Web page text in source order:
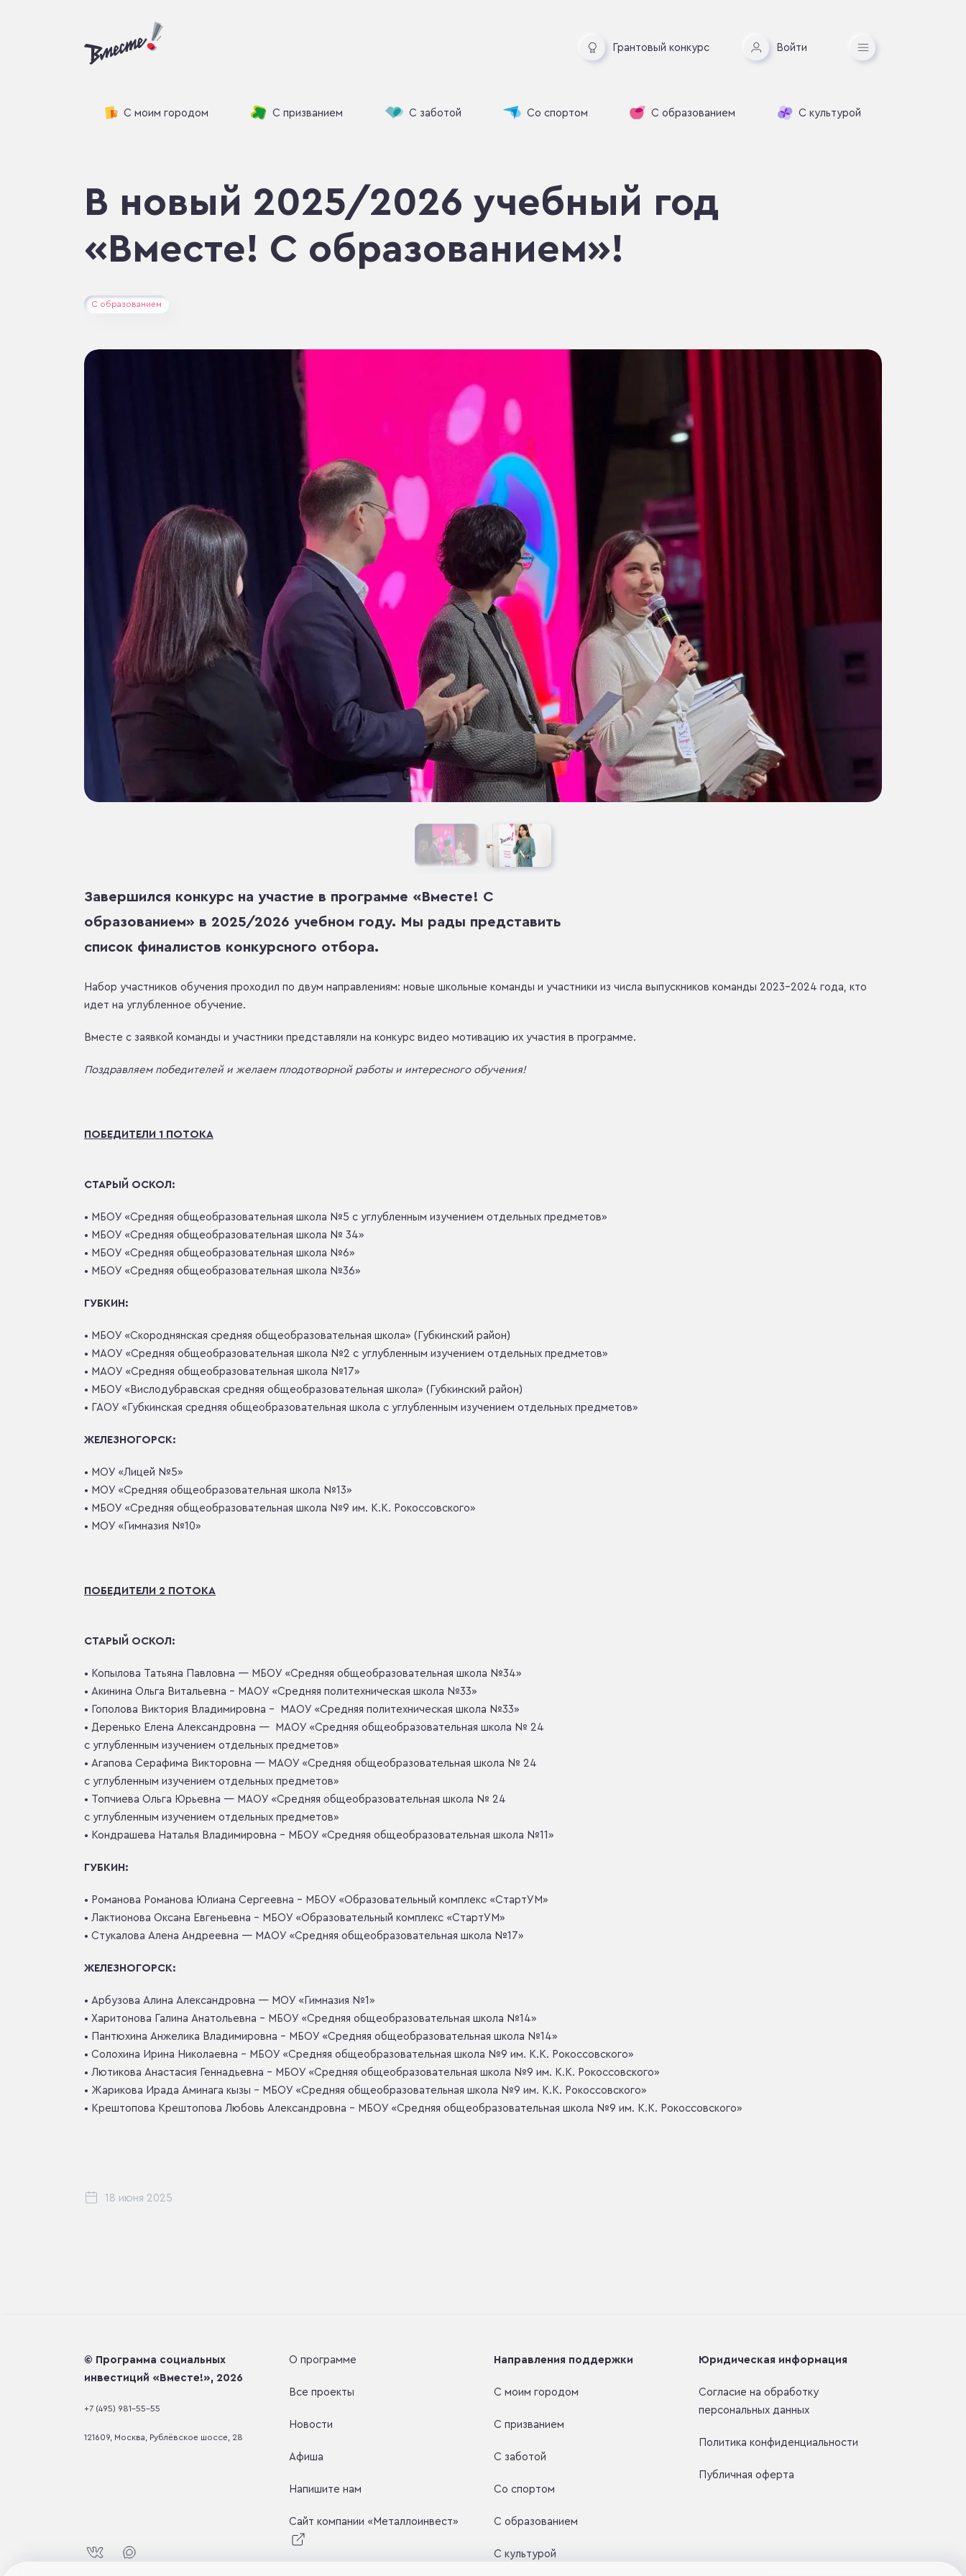
Грантовый конкурс Войти
С моим городом С призванием С заботой Со спортом С образованием С культурой
В новый 2025/2026 учебный год
«Вместе! С образованием»!
С образованием
Завершился конкурс на участие в программе «Вместе! С
образованием» в 2025/2026 учебном году. Мы рады представить
список финалистов конкурсного отбора.
Набор участников обучения проходил по двум направлениям: новые школьные команды и участники из числа выпускников команды 2023–2024 года, кто
идет на углубленное обучение.
Вместе с заявкой команды и участники представляли на конкурс видео мотивацию их участия в программе.
Поздравляем победителей и желаем плодотворной работы и интересного обучения!
ПОБЕДИТЕЛИ 1 ПОТОКА
СТАРЫЙ ОСКОЛ:
• МБОУ «Средняя общеобразовательная школа №5 с углубленным изучением отдельных предметов»
• МБОУ «Средняя общеобразовательная школа № 34»
• МБОУ «Средняя общеобразовательная школа №6»
• МБОУ «Средняя общеобразовательная школа №36»
ГУБКИН:
• МБОУ «Скороднянская средняя общеобразовательная школа» (Губкинский район)
• МАОУ «Средняя общеобразовательная школа №2 с углубленным изучением отдельных предметов»
• ⁠МАОУ «Средняя общеобразовательная школа №17»
• ⁠МБОУ ⁠«Вислодубравская средняя общеобразовательная школа» (Губкинский район)
• ГАОУ ⁠«Губкинская средняя общеобразовательная школа с углубленным изучением отдельных предметов»
ЖЕЛЕЗНОГОРСК:
• МОУ «Лицей №5»
• МОУ «Средняя общеобразовательная школа №13»
⁠• МБОУ «Средняя общеобразовательная школа №9 им. К.К. Рокоссовского»
• МОУ «Гимназия №10»
ПОБЕДИТЕЛИ 2 ПОТОКА
СТАРЫЙ ОСКОЛ:
• Копылова Татьяна Павловна — МБОУ «Средняя общеобразовательная школа №34»
• Акинина Ольга Витальевна – МАОУ «Средняя политехническая школа №33»
• Гополова Виктория Владимировна – МАОУ «Средняя политехническая школа №33»
• Деренько Елена Александровна — МАОУ «Средняя общеобразовательная школа № 24
с углубленным изучением отдельных предметов»
• Агапова Серафима Викторовна — МАОУ «Средняя общеобразовательная школа № 24
с углубленным изучением отдельных предметов»
• Топчиева Ольга Юрьевна — МАОУ «Средняя общеобразовательная школа № 24
с углубленным изучением отдельных предметов»
⁠• Кондрашева Наталья Владимировна – МБОУ «Средняя общеобразовательная школа №11»
ГУБКИН:
• Романова Романова Юлиана Сергеевна – МБОУ «Образовательный комплекс «СтартУМ»
• Лактионова Оксана Евгеньевна – МБОУ «Образовательный комплекс «СтартУМ»
• Стукалова Алена Андреевна — МАОУ «Средняя общеобразовательная школа №17»
ЖЕЛЕЗНОГОРСК:
• Арбузова Алина Александровна — МОУ «Гимназия №1»
• Харитонова Галина Анатольевна – МБОУ «Средняя общеобразовательная школа №14»
• Пантюхина Анжелика Владимировна – МБОУ «Средняя общеобразовательная школа №14»
• Солохина Ирина Николаевна – МБОУ «Средняя общеобразовательная школа №9 им. К.К. Рокоссовского»
• Лютикова Анастасия Геннадьевна – МБОУ «Средняя общеобразовательная школа №9 им. К.К. Рокоссовского»
• Жарикова Ирада Аминага кызы – МБОУ «Средняя общеобразовательная школа №9 им. К.К. Рокоссовского»
• Крештопова Крештопова Любовь Александровна – МБОУ «Средняя общеобразовательная школа №9 им. К.К. Рокоссовского»
18 июня 2025
Направления поддержки
С моим городом
С призванием
С заботой
Со спортом
С образованием
С культурой
О программе
Все проекты
Новости
Афиша
Напишите нам
Сайт компании «Металлоинвест»
Юридическая информация
Согласие на обработку
персональных данных
Политика конфиденциальности
Публичная оферта
© Программа социальных
инвестиций «Вместе!», 2026
121609, Москва, Рублёвское шоссе, 28
+7 (495) 981-55-55